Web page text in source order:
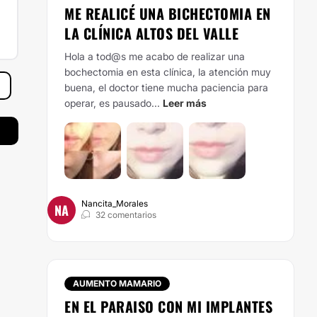
ME REALICÉ UNA BICHECTOMIA EN
LA CLÍNICA ALTOS DEL VALLE
Hola a tod@s me acabo de realizar una
bochectomia en esta clínica, la atención muy
buena, el doctor tiene mucha paciencia para
operar, es pausado... Leer más
NA
Nancita_Morales
32 comentarios
AUMENTO MAMARIO
EN EL PARAISO CON MI IMPLANTES